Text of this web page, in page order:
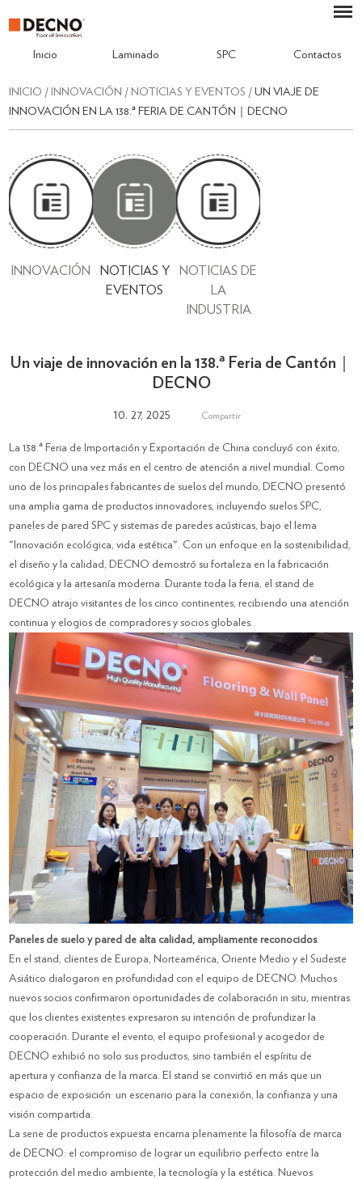
Inicio Laminado SPC Contactos
INICIO / INNOVACIÓN / NOTICIAS Y EVENTOS /UN VIAJE DE
INNOVACIÓN EN LA 138.ª FERIA DE CANTÓN｜DECNO
INNOVACIÓN
NOTICIAS Y
EVENTOS
NOTICIAS DE
LA
INDUSTRIA
Un viaje de innovación en la 138.ª Feria de Cantón｜
DECNO
10. 27, 2025 Compartir
La 138.ª Feria de Importación y Exportación de China concluyó con éxito,
con DECNO una vez más en el centro de atención a nivel mundial. Como
uno de los principales fabricantes de suelos del mundo, DECNO presentó
una amplia gama de productos innovadores, incluyendo suelos SPC,
paneles de pared SPC y sistemas de paredes acústicas, bajo el lema
"Innovación ecológica, vida estética". Con un enfoque en la sostenibilidad,
el diseño y la calidad, DECNO demostró su fortaleza en la fabricación
ecológica y la artesanía moderna. Durante toda la feria, el stand de
DECNO atrajo visitantes de los cinco continentes, recibiendo una atención
continua y elogios de compradores y socios globales.
Paneles de suelo y pared de alta calidad, ampliamente reconocidos
En el stand, clientes de Europa, Norteamérica, Oriente Medio y el Sudeste
Asiático dialogaron en profundidad con el equipo de DECNO. Muchos
nuevos socios confirmaron oportunidades de colaboración in situ, mientras
que los clientes existentes expresaron su intención de profundizar la
cooperación. Durante el evento, el equipo profesional y acogedor de
DECNO exhibió no solo sus productos, sino también el espíritu de
apertura y confianza de la marca. El stand se convirtió en más que un
espacio de exposición: un escenario para la conexión, la confianza y una
visión compartida.
La serie de productos expuesta encarna plenamente la filosofía de marca
de DECNO: el compromiso de lograr un equilibrio perfecto entre la
protección del medio ambiente, la tecnología y la estética. Nuevos